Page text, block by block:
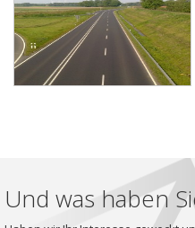
Und was haben